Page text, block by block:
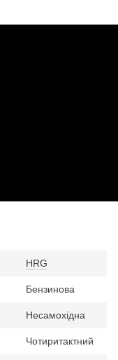
HRG
Бензинова
Несамохідна
Чотиритактний